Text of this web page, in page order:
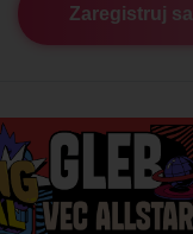
Zaregistruj sa